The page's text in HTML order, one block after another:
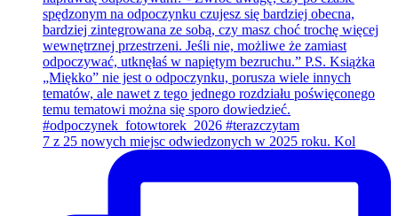
7 z 25 nowych miejsc odwiedzonych w 2025 roku. Kol